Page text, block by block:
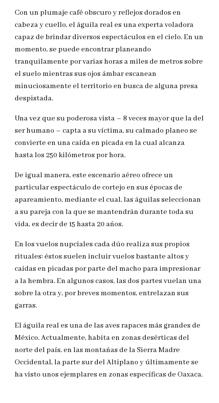
Con un plumaje café obscuro y reflejos dorados en
cabeza y cuello, el águila real es una experta voladora
capaz de brindar diversos espectáculos en el cielo. En un
momento, se puede encontrar planeando
tranquilamente por varias horas a miles de metros sobre
el suelo mientras sus ojos ámbar escanean
minuciosamente el territorio en busca de alguna presa
despistada.
Una vez que su poderosa vista – 8 veces mayor que la del
ser humano – capta a su víctima, su calmado planeo se
convierte en una caída en picada en la cual alcanza
hasta los 250 kilómetros por hora.
De igual manera, este escenario aéreo ofrece un
particular espectáculo de cortejo en sus épocas de
apareamiento, mediante el cual, las águilas seleccionan
a su pareja con la que se mantendrán durante toda su
vida, es decir de 15 hasta 20 años.
En los vuelos nupciales cada dúo realiza sus propios
rituales: éstos suelen incluir vuelos bastante altos y
caídas en picadas por parte del macho para impresionar
a la hembra. En algunos casos, las dos partes vuelan una
sobre la otra y, por breves momentos, entrelazan sus
garras.
El águila real es una de las aves rapaces más grandes de
México. Actualmente, habita en zonas desérticas del
norte del país, en las montañas de la Sierra Madre
Occidental, la parte sur del Altiplano y últimamente se
ha visto unos ejemplares en zonas específicas de Oaxaca.